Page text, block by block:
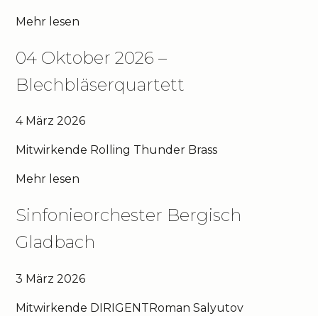
Mehr lesen
04 Oktober 2026 –
Blechbläserquartett
4 März 2026
Mitwirkende Rolling Thunder Brass
Mehr lesen
Sinfonieorchester Bergisch
Gladbach
3 März 2026
Mitwirkende DIRIGENTRoman Salyutov